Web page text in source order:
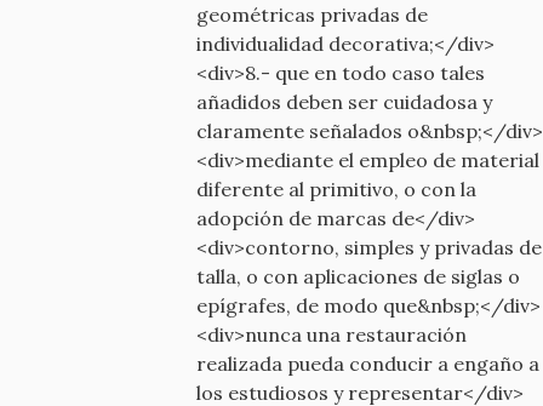
geométricas privadas de
individualidad decorativa;</div>
<div>8.- que en todo caso tales
añadidos deben ser cuidadosa y
claramente señalados o&nbsp;</div>
<div>mediante el empleo de material
diferente al primitivo, o con la
adopción de marcas de</div>
<div>contorno, simples y privadas de
talla, o con aplicaciones de siglas o
epígrafes, de modo que&nbsp;</div>
<div>nunca una restauración
realizada pueda conducir a engaño a
los estudiosos y representar</div>